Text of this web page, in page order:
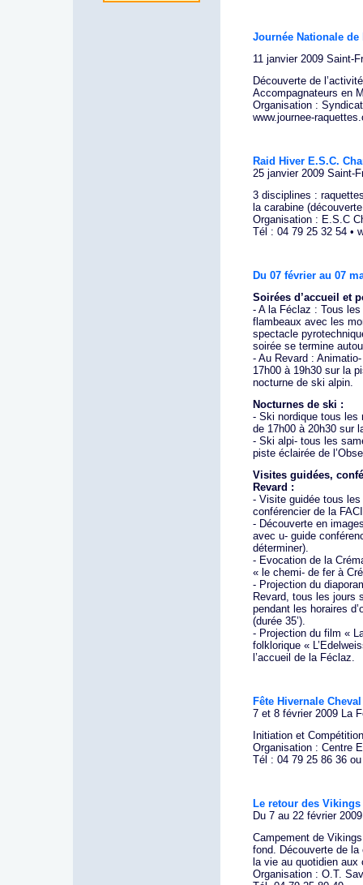
Journée Nationale de
11 janvier 2009 Saint-
Découverte de
Accompagnateurs en
Organisation :
www.journee-
Raid Hiver E.S.C.
25 janvier 2009 Saint-
3 disciplines :
la carabine
Organisation : E.S.C
Tél : 04 79 25 32 54 •
Du 07 février au 07
Soirées d’accueil et
- A la Féclaz : Tous
flambeaux avec les
spectacle
soirée se termine
- Au Revard :
17h00 à 19h30 sur la
nocturne de ski alpin.
Nocturnes de ski :
- Ski nordique tous les
de 17h00 à 20h30 sur
- Ski alpi- tous les
piste éclairée de
Visites guidées,
Revard :
- Visite guidée tous
conférencier de la
- Découverte en
avec u- guide
déterminer).
- Evocation de la
« le chemi- de fer à
- Projection du
Revard, tous les jours
pendant les horaires
(durée 35’).
- Projection du film «
folklorique «
l’accueil de la Féclaz.
Fête Hivernale
7 et 8 février 2009 La
Initiation et
Organisation : Centre
Tél : 04 79 25 86 36
Le retour des Vikings
Du 7 au 22 février
Campement de
fond. Découverte de
la vie au quotidien
Organisation : O.T.